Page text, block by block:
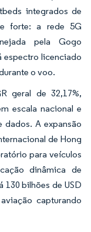
integrados de
forte: a rede 5G
pela Gogo
espectro licenciado
o voo.
geral de 32,17%,
escala nacional e
dados. A expansão
de Hong
para veículos
dinâmica de
130 bilhões de USD
capturando